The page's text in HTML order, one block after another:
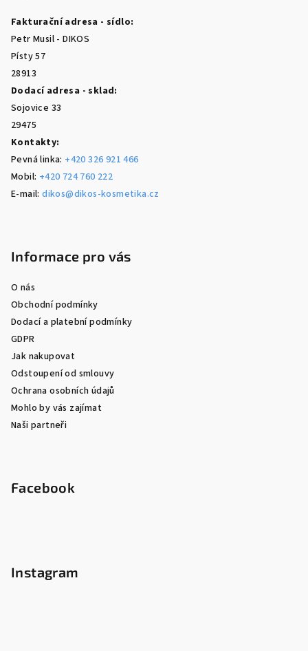
Fakturační adresa - sídlo:
Petr Musil - DIKOS
Písty 57
28913
Dodací adresa - sklad:
Sojovice 33
29475
Kontakty:
Pevná linka: +420 326 921 466
Mobil: +420 724 760 222
E-mail:dikos@dikos-kosmetika.cz
Informace pro vás
O nás
Obchodní podmínky
Dodací a platební podmínky
GDPR
Jak nakupovat
Odstoupení od smlouvy
Ochrana osobních údajů
Mohlo by vás zajímat
Naši partneři
Facebook
Instagram